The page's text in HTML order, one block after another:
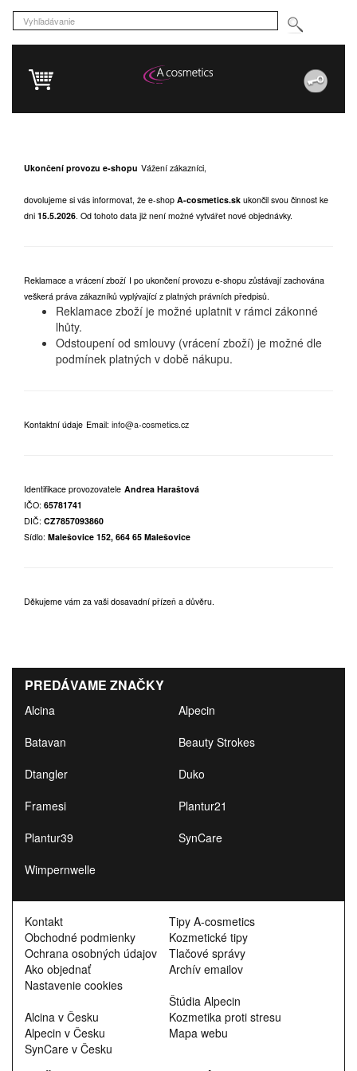
Ukončení provozu e-shopu Vážení zákazníci,
dovolujeme si vás informovat, že e-shop A-cosmetics.sk ukončil svou činnost ke
dni 15.5.2026. Od tohoto data již není možné vytvářet nové objednávky.
Reklamace a vrácení zboží I po ukončení provozu e-shopu zůstávají zachována
veškerá práva zákazníků vyplývající z platných právních předpisů.
Reklamace zboží je možné uplatnit v rámci zákonné
lhůty.
Odstoupení od smlouvy (vrácení zboží) je možné dle
podmínek platných v době nákupu.
Kontaktní údaje Email: info@a-cosmetics.cz
Identifikace provozovatele Andrea Haraštová
IČO: 65781741
DIČ: CZ7857093860
Sídlo: Malešovice 152, 664 65 Malešovice
Děkujeme vám za vaši dosavadní přízeň a důvěru.
PREDÁVAME ZNAČKY
Alcina
Alpecin
Batavan
Beauty Strokes
Dtangler
Duko
Framesi
Plantur21
Plantur39
SynCare
Wimpernwelle
Kontakt
Obchodné podmienky
Ochrana osobných údajov
Ako objednať
Nastavenie cookies
Alcina v Česku
Alpecin v Česku
SynCare v Česku
Tipy A-cosmetics
Kozmetické tipy
Tlačové správy
Archív emailov
Štúdia Alpecin
Kozmetika proti stresu
Mapa webu